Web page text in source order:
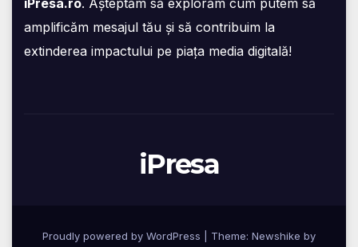
amplificăm mesajul tău și să contribuim la
extinderea impactului pe piața media digitală!
iPresa
Proudly powered by WordPress Theme: Newshike by